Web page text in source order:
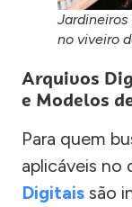
no viveiro
Arquivos
e Modelos
Para quem
aplicáveis no
Digitais são